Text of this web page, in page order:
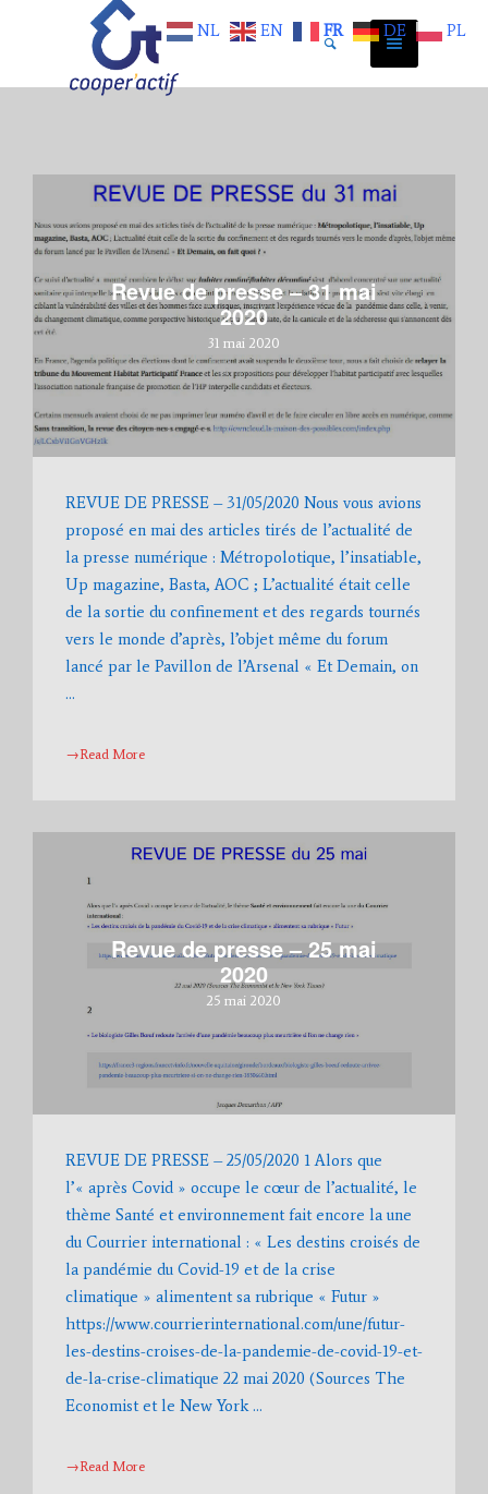
Revue de presse – 31 mai
2020
31 mai 2020
REVUE DE PRESSE – 31/05/2020 Nous vous avions
proposé en mai des articles tirés de l’actualité de
la presse numérique : Métropolotique, l’insatiable,
Up magazine, Basta, AOC ; L’actualité était celle
de la sortie du confinement et des regards tournés
vers le monde d’après, l’objet même du forum
lancé par le Pavillon de l’Arsenal « Et Demain, on
…
→Read More
Revue de presse – 25 mai
2020
25 mai 2020
REVUE DE PRESSE – 25/05/2020 1 Alors que
l’« après Covid » occupe le cœur de l’actualité, le
thème Santé et environnement fait encore la une
du Courrier international : « Les destins croisés de
la pandémie du Covid-19 et de la crise
climatique » alimentent sa rubrique « Futur »
https://www.courrierinternational.com/une/futur-
les-destins-croises-de-la-pandemie-de-covid-19-et-
de-la-crise-climatique 22 mai 2020 (Sources The
Economist et le New York …
→Read More
NL EN FR DE PL